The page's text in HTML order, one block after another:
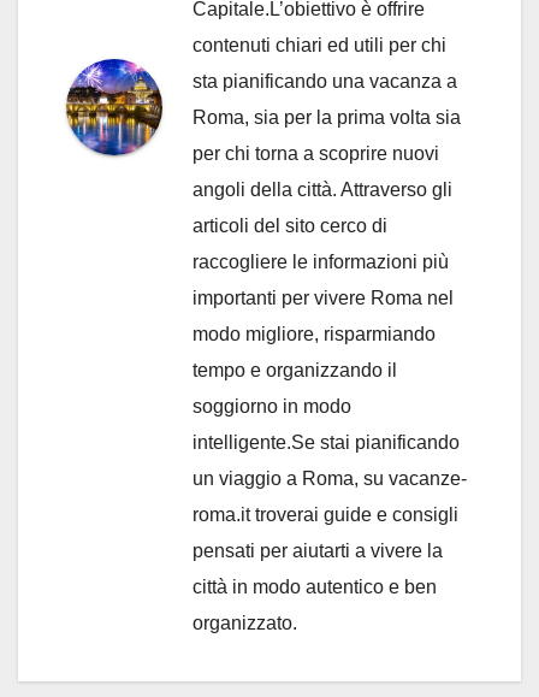
Capitale.L’obiettivo è offrire
contenuti chiari ed utili per chi
sta pianificando una vacanza a
Roma, sia per la prima volta sia
per chi torna a scoprire nuovi
angoli della città. Attraverso gli
articoli del sito cerco di
raccogliere le informazioni più
importanti per vivere Roma nel
modo migliore, risparmiando
tempo e organizzando il
soggiorno in modo
intelligente.Se stai pianificando
un viaggio a Roma, su vacanze-
roma.it troverai guide e consigli
pensati per aiutarti a vivere la
città in modo autentico e ben
organizzato.